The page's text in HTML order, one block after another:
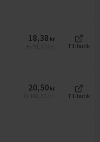
18,38 kr
Till butik
20,50 kr
Till butik